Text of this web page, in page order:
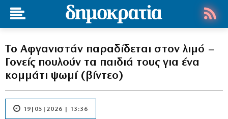
Το Αφγανιστάν παραδίδεται στον λιμό –
Γονείς πουλούν τα παιδιά τους για ένα
κομμάτι ψωμί (βίντεο)
19|05|2026 | 13:36